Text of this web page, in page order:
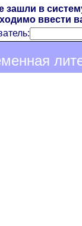
зашли в
ввести